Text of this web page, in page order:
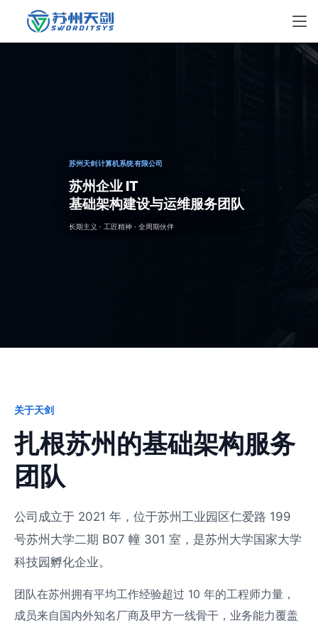
关于天剑
扎根苏州的基础架构服务
团队
公司成立于 2021 年，位于苏州工业园区仁爱路 199
号苏州大学二期 B07 幢 301 室，是苏州大学国家大学
科技园孵化企业。
团队在苏州拥有平均工作经验超过 10 年的工程师力量，
成员来自国内外知名厂商及甲方一线骨干，业务能力覆盖